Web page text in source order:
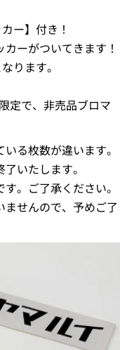
ー】付き！
ーがついてきます！
ります。
定で、非売品ブロマ
る枚数が違います。
いたします。
。ご了承ください。
せんので、予めご了